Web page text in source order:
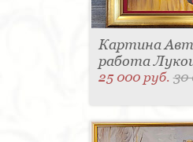
Картина
работа
25 000 руб.30